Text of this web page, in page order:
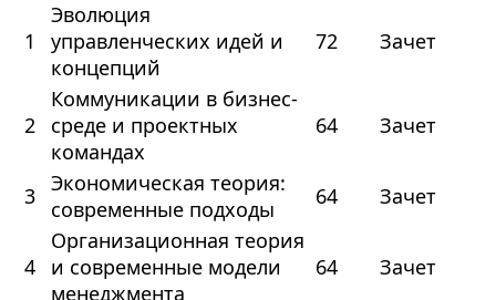
1
Эволюция
управленческих идей и
концепций
72 Зачет
2
Коммуникации в бизнес-
среде и проектных
командах
64 Зачет
3 Экономическая теория:
современные подходы
64 Зачет
4
Организационная теория
и современные модели
менеджмента
64 Зачет